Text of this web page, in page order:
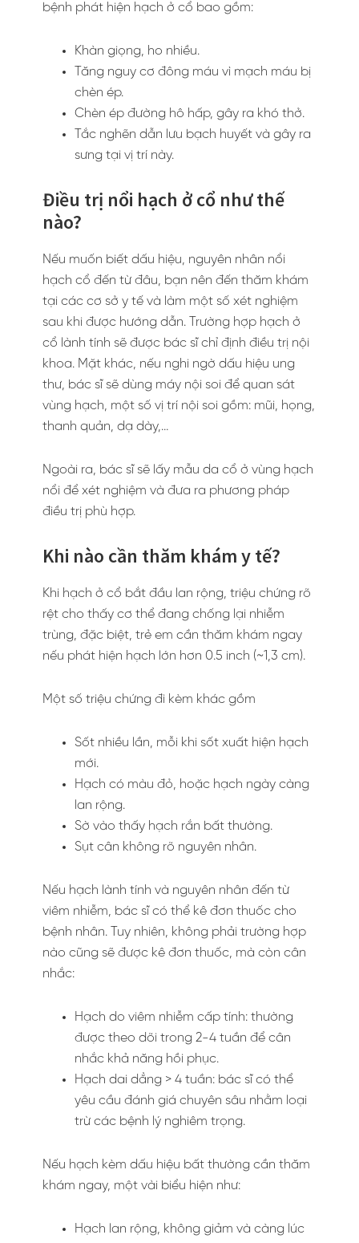
bệnh phát hiện hạch ở cổ bao gồm:
Khàn giọng, ho nhiều.
Tăng nguy cơ đông máu vì mạch máu bị
chèn ép.
Chèn ép đường hô hấp, gây ra khó thở.
Tắc nghẽn dẫn lưu bạch huyết và gây ra
sưng tại vị trí này.
Điều trị nổi hạch ở cổ như thế
nào?
Nếu muốn biết dấu hiệu, nguyên nhân nổi
hạch cổ đến từ đâu, bạn nên đến thăm khám
tại các cơ sở y tế và làm một số xét nghiệm
sau khi được hướng dẫn. Trường hợp hạch ở
cổ lành tính sẽ được bác sĩ chỉ định điều trị nội
khoa. Mặt khác, nếu nghi ngờ dấu hiệu ung
thư, bác sĩ sẽ dùng máy nội soi để quan sát
vùng hạch, một số vị trí nội soi gồm: mũi, họng,
thanh quản, dạ dày,…
Ngoài ra, bác sĩ sẽ lấy mẫu da cổ ở vùng hạch
nổi để xét nghiệm và đưa ra phương pháp
điều trị phù hợp.
Khi nào cần thăm khám y tế?
Khi hạch ở cổ bắt đầu lan rộng, triệu chứng rõ
rệt cho thấy cơ thể đang chống lại nhiễm
trùng, đặc biệt, trẻ em cần thăm khám ngay
nếu phát hiện hạch lớn hơn 0.5 inch (~1,3 cm).
Một số triệu chứng đi kèm khác gồm
Sốt nhiều lần, mỗi khi sốt xuất hiện hạch
mới.
Hạch có màu đỏ, hoặc hạch ngày càng
lan rộng.
Sờ vào thấy hạch rắn bất thường.
Sụt cân không rõ nguyên nhân.
Nếu hạch lành tính và nguyên nhân đến từ
viêm nhiễm, bác sĩ có thể kê đơn thuốc cho
bệnh nhân. Tuy nhiên, không phải trường hợp
nào cũng sẽ được kê đơn thuốc, mà còn cân
nhắc:
Hạch do viêm nhiễm cấp tính: thường
được theo dõi trong 2-4 tuần để cân
nhắc khả năng hồi phục.
Hạch dai dẳng > 4 tuần: bác sĩ có thể
yêu cầu đánh giá chuyên sâu nhằm loại
trừ các bệnh lý nghiêm trọng.
Nếu hạch kèm dấu hiệu bất thường cần thăm
khám ngay, một vài biểu hiện như:
Hạch lan rộng, không giảm và càng lúc